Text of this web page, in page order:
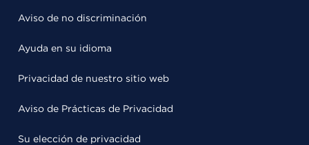
Aviso de no discriminación
Ayuda en su idioma
Privacidad de nuestro sitio web
Aviso de Prácticas de Privacidad
Su elección de privacidad